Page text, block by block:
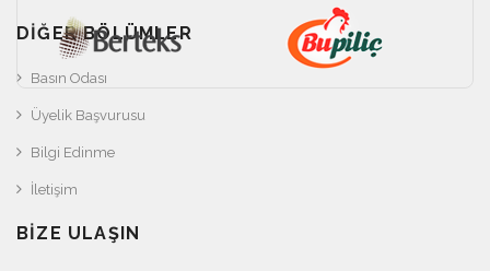
DIĞER BÖLÜMLER
Basın Odası
Üyelik Başvurusu
Bilgi Edinme
İletişim
BIZE ULAŞIN